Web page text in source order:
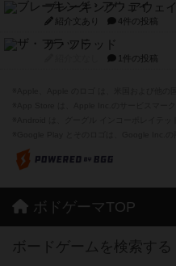
ブレーキング・アウェイ
紹介文あり 4件の投稿
ザ・フラッド
1件の投稿
ボドゲーマTOP
ボードゲームを検索する